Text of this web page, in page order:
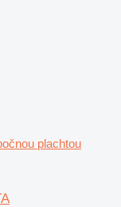
plachtou